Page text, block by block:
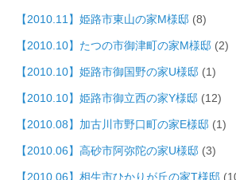
【2010.11】姫路市東山の家M様邸 (8)
【2010.10】たつの市御津町の家M様邸 (2)
【2010.10】姫路市御国野の家U様邸 (1)
【2010.10】姫路市御立西の家Y様邸 (12)
【2010.08】加古川市野口町の家E様邸 (1)
【2010.06】高砂市阿弥陀の家U様邸 (3)
【2010.06】相生市ひかりが丘の家T様邸